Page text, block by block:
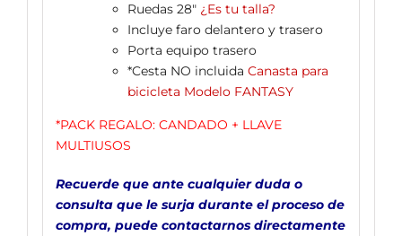
Ruedas 28″ ¿Es tu talla?
Incluye faro delantero y trasero
Porta equipo trasero
*Cesta NO incluida Canasta para
bicicleta Modelo FANTASY
*PACK REGALO: CANDADO + LLAVE
MULTIUSOS
Recuerde que ante cualquier duda o
consulta que le surja durante el proceso de
compra, puede contactarnos directamente